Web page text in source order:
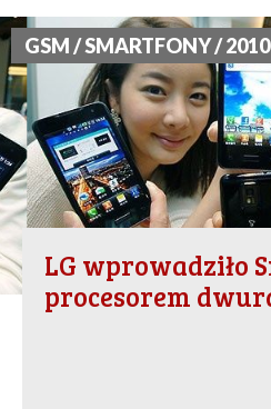
GSM / SMARTFONY /
LG wprowadziło
procesorem